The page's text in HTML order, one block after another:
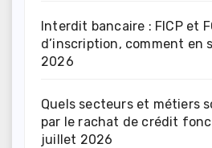
Interdit bancaire : FICP et
d’inscription, comment en
2026
Quels secteurs et métiers
par le rachat de crédit
juillet 2026